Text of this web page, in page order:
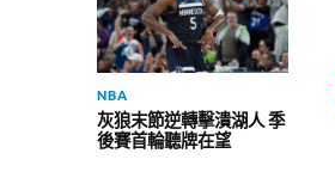
NBA
灰狼末節逆轉擊潰湖人 季
後賽首輪聽牌在望